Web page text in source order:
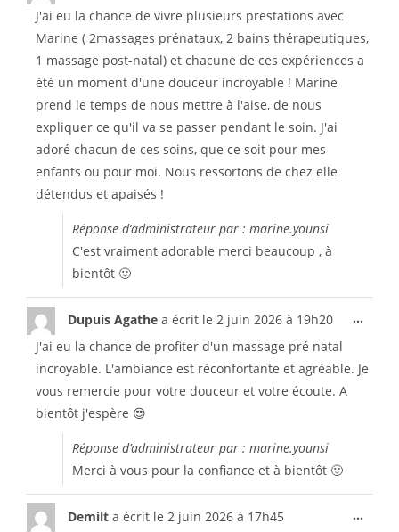
J'ai eu la chance de vivre plusieurs prestations avec
Marine ( 2massages prénataux, 2 bains thérapeutiques,
1 massage post-natal) et chacune de ces expériences a
été un moment d'une douceur incroyable ! Marine
prend le temps de nous mettre à l'aise, de nous
expliquer ce qu'il va se passer pendant le soin. J'ai
adoré chacun de ces soins, que ce soit pour mes
enfants ou pour moi. Nous ressortons de chez elle
détendus et apaisés !
Réponse d’administrateur par : marine.younsi
C'est vraiment adorable merci beaucoup , à
bientôt 🙂
Dupuis Agathe a écrit le 2 juin 2026 à 19h20
J'ai eu la chance de profiter d'un massage pré natal
incroyable. L'ambiance est réconfortante et agréable. Je
vous remercie pour votre douceur et votre écoute. A
bientôt j'espère 😍
Réponse d’administrateur par : marine.younsi
Merci à vous pour la confiance et à bientôt 🙂
...
Demilt a écrit le 2 juin 2026 à 17h45
...